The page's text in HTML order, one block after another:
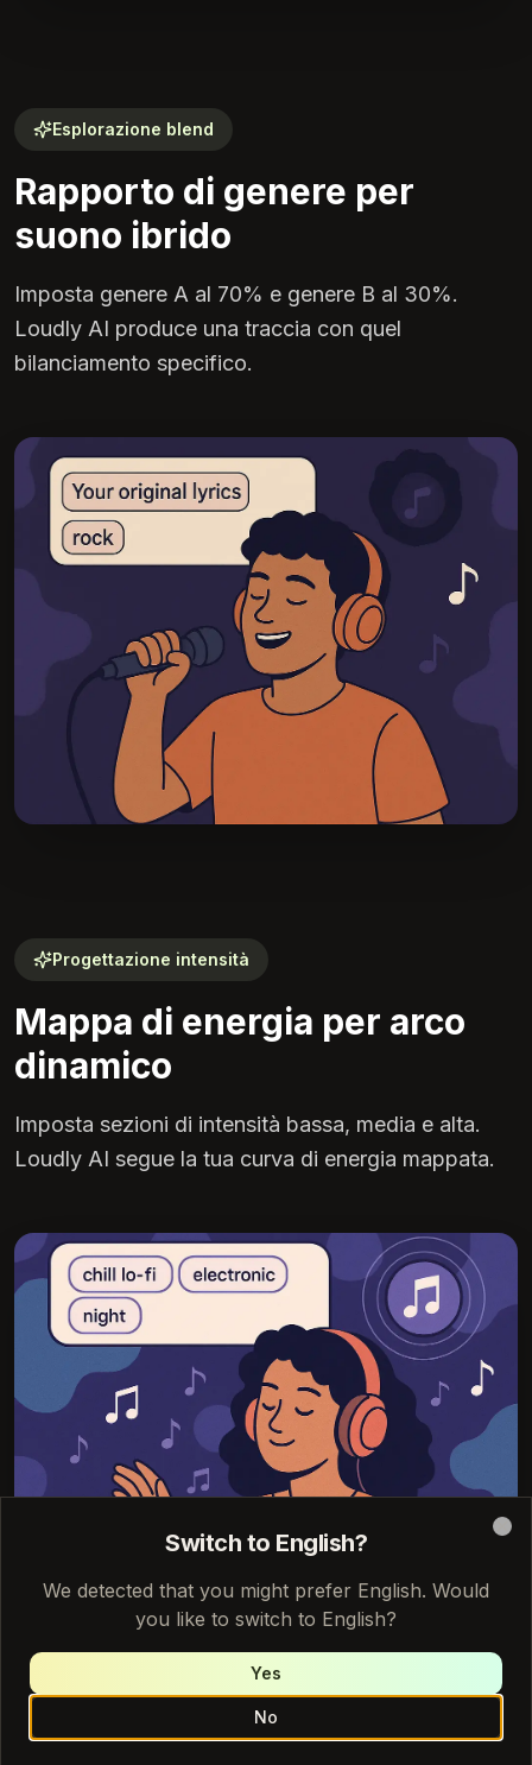
Esplorazione blend
Rapporto di genere per
suono ibrido
Imposta genere A al 70% e genere B al 30%.
Loudly AI produce una traccia con quel
bilanciamento specifico.
Progettazione intensità
Mappa di energia per arco
dinamico
Imposta sezioni di intensità bassa, media e alta.
Loudly AI segue la tua curva di energia mappata.
Avvia una bozza Loudly AI
Switch to English?
We detected that you might prefer English. Would
you like to switch to English?
No
Yes